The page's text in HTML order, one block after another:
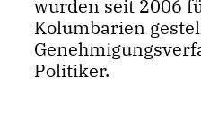
wurden seit 2006
Kolumbarien
Politiker.